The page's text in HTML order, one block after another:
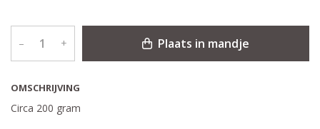
OMSCHRIJVING
Circa 200 gram
– + Plaats in mandje